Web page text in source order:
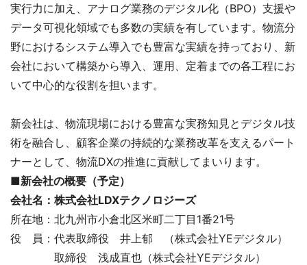
実行力に加え、アナログ業務のデジタル化（BPO）支援や
データ可視化領域でも多数の実績を有しています。物流分
野におけるシステム導入でも豊富な実績を持っており、新
会社において構築から導入、運用、定着までの各工程にお
いて中心的な役割を担います。
新会社は、物流現場における豊富な実務知見とデジタル技
術を融合し、顧客企業の持続的な業務改革を支えるパート
ナーとして、物流DXの推進に貢献してまいります。
■新会社の概要（予定）
会社名：株式会社LDXテクノロジーズ
所在地：北九州市小倉北区米町二丁目1番21号
役 員：代表取締役 井上郁 （株式会社YEデジタル）
取締役 浅成直也（株式会社YEデジタル）